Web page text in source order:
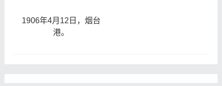
1906年4月12日，烟台
港。